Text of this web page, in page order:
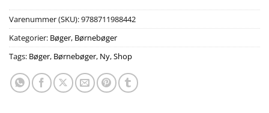
Varenummer (SKU):9788711988442
Kategorier: Bøger, Børnebøger
Tags: Bøger, Børnebøger, Ny,Shop